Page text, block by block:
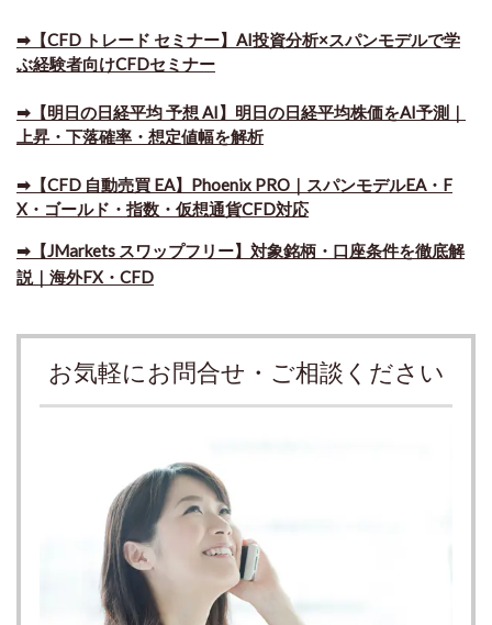
➡【CFD トレード セミナー】AI投資分析×スパンモデルで学
ぶ経験者向けCFDセミナー
➡【明日の日経平均 予想 AI】明日の日経平均株価をAI予測｜
上昇・下落確率・想定値幅を解析
➡​【CFD 自動売買 EA】Phoenix PRO｜スパンモデルEA・F
X・ゴールド・指数・仮想通貨CFD対応
➡​【JMarkets スワップフリー】対象銘柄・口座条件を徹底解
説｜海外FX・CFD
お気軽にお問合せ・ご相談ください